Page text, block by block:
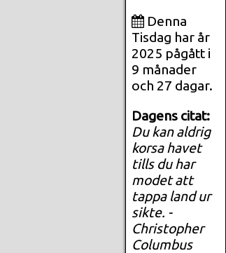
Denna
Tisdag har år
2025 pågått i
9 månader
och 27 dagar.
Dagens citat:
Du kan aldrig
korsa havet
tills du har
modet att
tappa land ur
sikte. -
Christopher
Columbus